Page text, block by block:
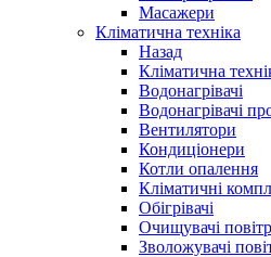
Масажери
Кліматична техніка
Назад
Кліматична
Водонагрівачі
Водонагрівачі
Вентилятори
Кондиціонери
Котли опалення
Кліматичні
Обігрівачі
Очищувачі
Зволожувачі